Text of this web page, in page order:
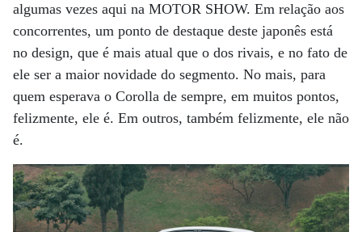
algumas vezes aqui na MOTOR SHOW. Em relação aos
concorrentes, um ponto de destaque deste japonês está
no design, que é mais atual que o dos rivais, e no fato de
ele ser a maior novidade do segmento. No mais, para
quem esperava o Corolla de sempre, em muitos pontos,
felizmente, ele é. Em outros, também felizmente, ele não
é.